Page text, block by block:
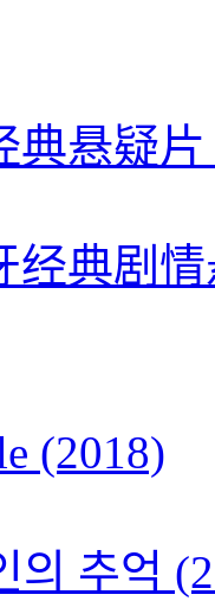
典悬疑
经典剧
(2018)
의 추억